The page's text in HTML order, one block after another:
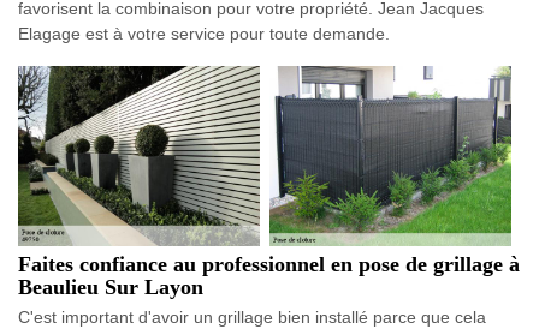
favorisent la combinaison pour votre propriété. Jean Jacques
Elagage est à votre service pour toute demande.
Faites confiance au professionnel en pose de grillage à
Beaulieu Sur Layon
C'est important d'avoir un grillage bien installé parce que cela